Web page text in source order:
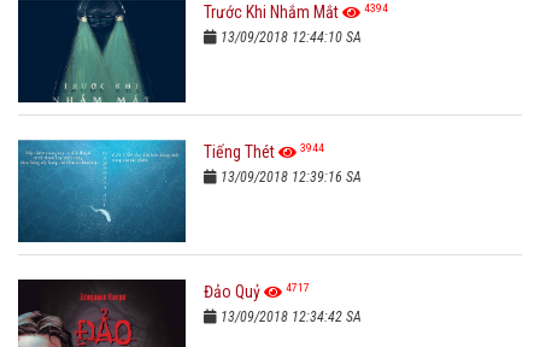
Trước Khi Nhắm Mắt 4394
13/09/2018 12:44:10 SA
Tiếng Thét 3944
13/09/2018 12:39:16 SA
Đảo Quỷ 4717
13/09/2018 12:34:42 SA